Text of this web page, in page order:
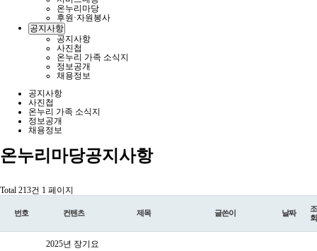
온누리마당
후원·자원봉사
공지사항
공지사항
사진첩
온누리 가족 소식지
정보공개
채용정보
공지사항
사진첩
온누리 가족 소식지
정보공개
채용정보
온누리마당공지사항
Total 213건 1 페이지
번호 컨텐츠 제목 글쓴이 날짜
조
회
2025년 장기요